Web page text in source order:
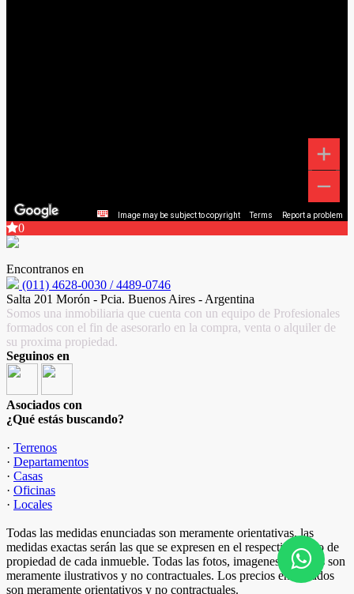
Image may be subject to copyright Terms Report a problem
0
Encontranos en
(011) 4628-0030 / 4489-0746
Salta 201 Morón - Pcia. Buenos Aires - Argentina
Somos una inmobiliaria que cuenta con un equipo de Profesionales
formados con el fin de asesorarlo en la compra, venta o alquiler de
su proxima propiedad.
Seguinos en
Asociados con
¿Qué estás buscando?
· Terrenos
· Departamentos
· Casas
· Oficinas
· Locales
Todas las medidas enunciadas son meramente orientativas, las
medidas exactas serán las que se expresen en el respectivo título de
propiedad de cada inmueble. Todas las fotos, imagenes y videos son
meramente ilustrativos y no contractuales. Los precios enunciados
son meramente orientativos y no contractuales.